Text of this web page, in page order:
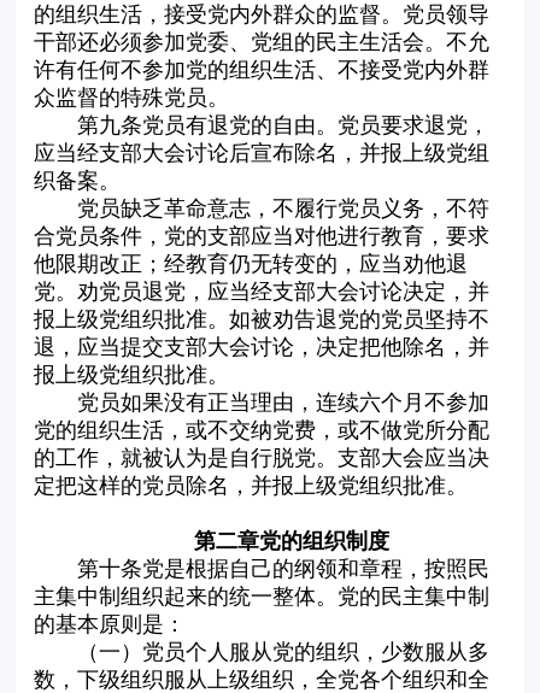
的组织生活，接受党内外群众的监督。党员领导
干部还必须参加党委、党组的民主生活会。不允
许有任何不参加党的组织生活、不接受党内外群
众监督的特殊党员。
第九条党员有退党的自由。党员要求退党，
应当经支部大会讨论后宣布除名，并报上级党组
织备案。
党员缺乏革命意志，不履行党员义务，不符
合党员条件，党的支部应当对他进行教育，要求
他限期改正；经教育仍无转变的，应当劝他退
党。劝党员退党，应当经支部大会讨论决定，并
报上级党组织批准。如被劝告退党的党员坚持不
退，应当提交支部大会讨论，决定把他除名，并
报上级党组织批准。
党员如果没有正当理由，连续六个月不参加
党的组织生活，或不交纳党费，或不做党所分配
的工作，就被认为是自行脱党。支部大会应当决
定把这样的党员除名，并报上级党组织批准。
第二章党的组织制度
第十条党是根据自己的纲领和章程，按照民
主集中制组织起来的统一整体。党的民主集中制
的基本原则是：
（一）党员个人服从党的组织，少数服从多
数，下级组织服从上级组织，全党各个组织和全